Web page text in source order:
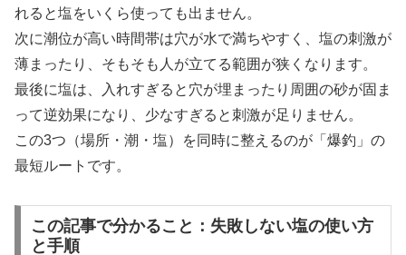
れると塩をいくら使っても出ません。
次に潮位が高い時間帯は穴が水で満ちやすく、塩の刺激が
薄まったり、そもそも人が立てる範囲が狭くなります。
最後に塩は、入れすぎると穴が埋まったり周囲の砂が固ま
って逆効果になり、少なすぎると刺激が足りません。
この3つ（場所・潮・塩）を同時に整えるのが「爆釣」の
最短ルートです。
この記事で分かること：失敗しない塩の使い方
と手順